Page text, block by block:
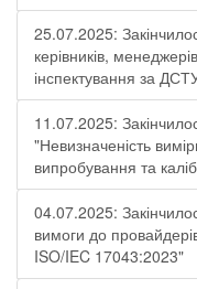
25.07.2025:
керівників,
інспектування за
11.07.2025:
"Невизначеність
випробування та
04.07.2025:
вимоги до
ISO/IEC 17043:2023"